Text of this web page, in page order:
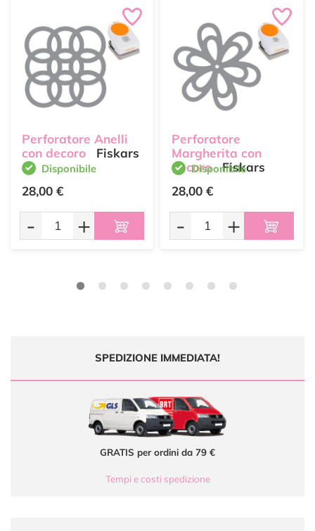
Perforatore Anelli
con decoro
Fiskars
Disponibile
28,00 €
- +
Perforatore
Margherita con
decoro Fiskars
Disponibile
28,00 €
- +
SPEDIZIONE IMMEDIATA!
GRATIS per ordini da 79 €
Tempi e costi spedizione